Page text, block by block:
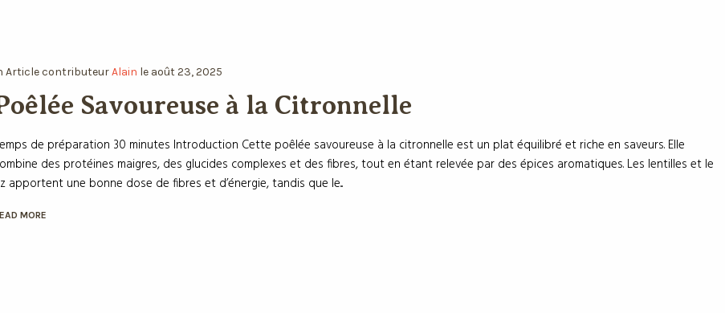
ArticlecontributeurAlainleaoût 23, 2025
Savoureuse à la Citronnelle
de préparation 30 minutes Introduction Cette poêlée savoureuse à la citronnelle est un plat équilibré et riche en saveurs. Elle
des protéines maigres, des glucides complexes et des fibres, tout en étant relevée par des épices aromatiques. Les lentilles et le
apportent une bonne dose de fibres et d’énergie, tandis que le...
MORE